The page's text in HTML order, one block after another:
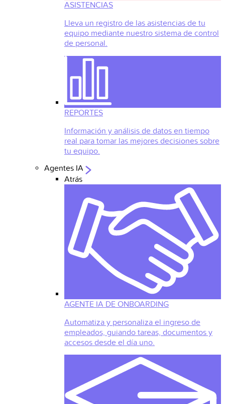
ASISTENCIAS
Lleva un registro de las asistencias de tu
equipo mediante nuestro sistema de control
de personal.
REPORTES
Información y análisis de datos en tiempo
real para tomar las mejores decisiones sobre
tu equipo.
Agentes IA
Atrás
AGENTE IA DE ONBOARDING
Automatiza y personaliza el ingreso de
empleados, guiando tareas, documentos y
accesos desde el día uno.